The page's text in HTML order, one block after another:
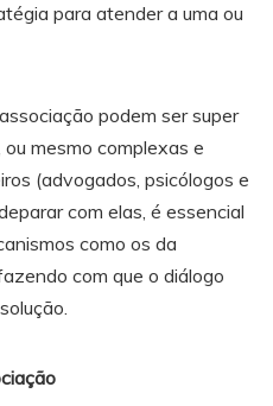
para atender a uma ou
podem ser super
mesmo complexas e
(advogados, psicólogos e
com elas, é essencial
como os da
com que o diálogo